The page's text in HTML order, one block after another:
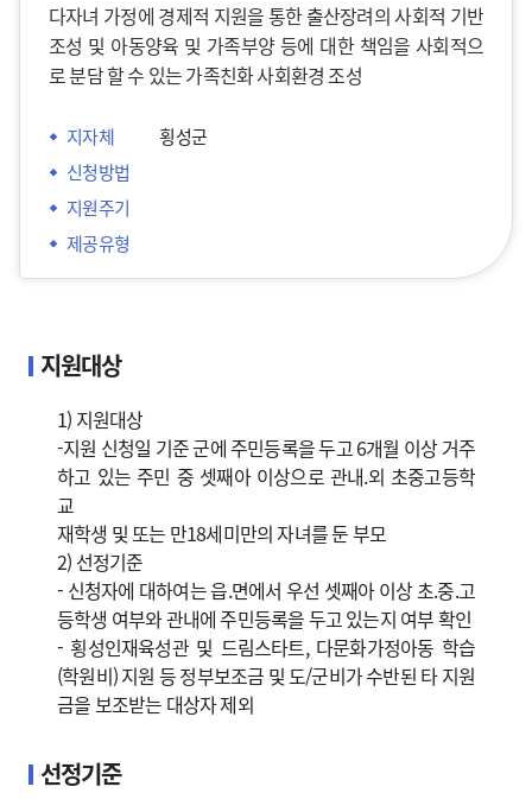
다자녀 가정에 경제적 지원을 통한 출산장려의 사회적 기반
조성 및 아동양육 및 가족부양 등에 대한 책임을 사회적으
로 분담 할 수 있는 가족친화 사회환경 조성
지자체
횡성군
신청방법
지원주기
제공유형
지원대상
1) 지원대상
-지원 신청일 기준 군에 주민등록을 두고 6개월 이상 거주
하고 있는 주민 중 셋째아 이상으로 관내.외 초중고등학
교
재학생 및 또는 만18세미만의 자녀를 둔 부모
2) 선정기준
- 신청자에 대하여는 읍.면에서 우선 셋째아 이상 초.중.고
등학생 여부와 관내에 주민등록을 두고 있는지 여부 확인
- 횡성인재육성관 및 드림스타트, 다문화가정아동 학습
(학원비) 지원 등 정부보조금 및 도/군비가 수반된 타 지원
금을 보조받는 대상자 제외
선정기준